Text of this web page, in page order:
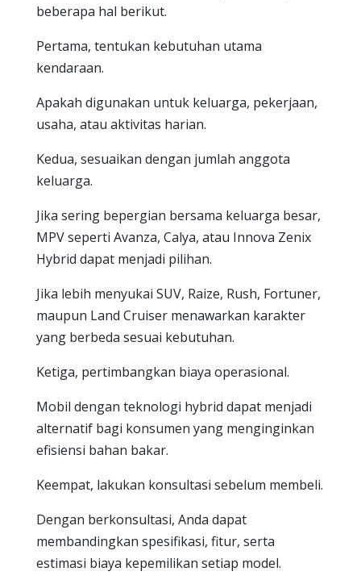
beberapa hal berikut.
Pertama, tentukan kebutuhan utama
kendaraan.
Apakah digunakan untuk keluarga, pekerjaan,
usaha, atau aktivitas harian.
Kedua, sesuaikan dengan jumlah anggota
keluarga.
Jika sering bepergian bersama keluarga besar,
MPV seperti Avanza, Calya, atau Innova Zenix
Hybrid dapat menjadi pilihan.
Jika lebih menyukai SUV, Raize, Rush, Fortuner,
maupun Land Cruiser menawarkan karakter
yang berbeda sesuai kebutuhan.
Ketiga, pertimbangkan biaya operasional.
Mobil dengan teknologi hybrid dapat menjadi
alternatif bagi konsumen yang menginginkan
efisiensi bahan bakar.
Keempat, lakukan konsultasi sebelum membeli.
Dengan berkonsultasi, Anda dapat
membandingkan spesifikasi, fitur, serta
estimasi biaya kepemilikan setiap model.